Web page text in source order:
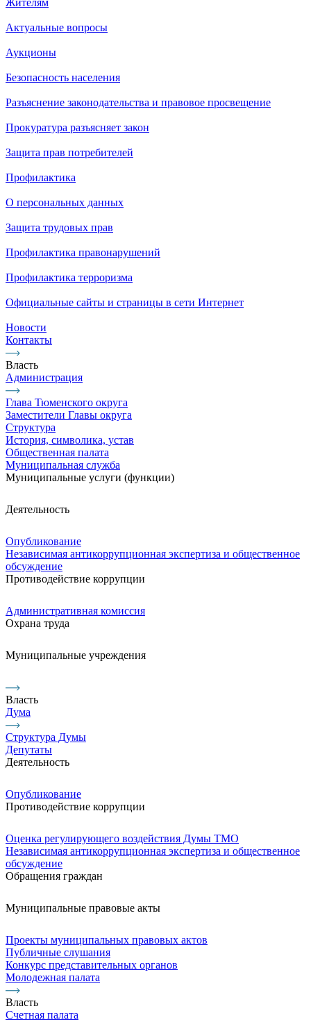
Жителям
Актуальные вопросы
Аукционы
Безопасность населения
Разъяснение законодательства и правовое просвещение
Прокуратура разъясняет закон
Защита прав потребителей
Профилактика
О персональных данных
Защита трудовых прав
Профилактика правонарушений
Профилактика терроризма
Официальные сайты и страницы в сети Интернет
Новости
Контакты
Власть
Администрация
Глава Тюменского округа
Заместители Главы округа
Структура
История, символика, устав
Общественная палата
Муниципальная служба
Муниципальные услуги (функции)
Деятельность
Опубликование
Независимая антикоррупционная экспертиза и общественное
обсуждение
Противодействие коррупции
Административная комиссия
Охрана труда
Муниципальные учреждения
Власть
Дума
Структура Думы
Депутаты
Деятельность
Опубликование
Противодействие коррупции
Оценка регулирующего воздействия Думы ТМО
Независимая антикоррупционная экспертиза и общественное
обсуждение
Обращения граждан
Муниципальные правовые акты
Проекты муниципальных правовых актов
Публичные слушания
Конкурс представительных органов
Молодежная палата
Власть
Счетная палата